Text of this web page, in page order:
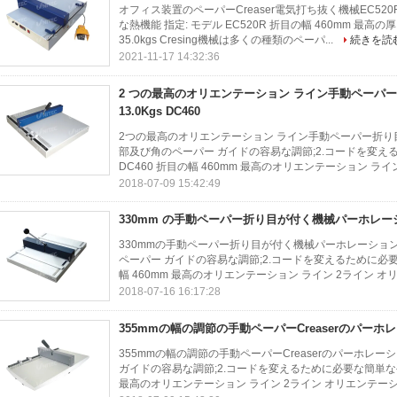
オフィス装置のペーパーCreaser電気打ち抜く機械
な熱機能 指定: モデル EC520R 折目の幅 460mm 最高の
35.0kgs Cresing機械は多くの種類のペーパ...
続きを読
2021-11-17 14:32:36
2 つの最高のオリエンテーション ライン手動ペーパ
13.0Kgs DC460
2つの最高のオリエンテーション ライン手動ペーパー折
部及び角のペーパー ガイドの容易な調節;2.コードを変え
DC460 折目の幅 460mm 最高のオリエンテーション ライ
2018-07-09 15:42:49
330mm の手動ペーパー折り目が付く機械パーホレー
330mmの手動ペーパー折り目が付く機械パーホレーショ
ペーパー ガイドの容易な調節;2.コードを変えるために必
幅 460mm 最高のオリエンテーション ライン 2ライン オ
2018-07-16 16:17:28
355mmの幅の調節の手動ペーパーCreaserのパーホ
355mmの幅の調節の手動ペーパーCreaserのパーホレー
ガイドの容易な調節;2.コードを変えるために必要な簡単
最高のオリエンテーション ライン 2ライン オリエンテー